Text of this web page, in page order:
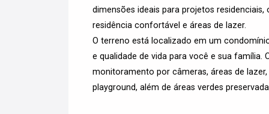
dimensões ideais para projetos
residência confortável e áreas de lazer.
O terreno está localizado em um
e qualidade de vida para você e sua
monitoramento por câmeras, áreas de
playground, além de áreas verdes